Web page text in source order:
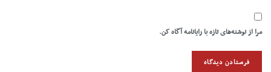
مرا از نوشته‌های تازه با رایانامه آگاه کن.